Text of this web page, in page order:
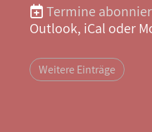
Termine
Outlook, iCal oder
Weitere Einträge